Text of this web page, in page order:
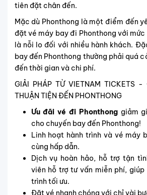
tiên đặt chân đến.
Mặc dù Phonthong là một điểm đến
đặt vé máy bay đi Phonthong với mức
là nỗi lo đối với nhiều hành khách.
bay đến Phonthong thường phải quá
đến thời gian và chi phí.
GIẢI PHÁP TỪ VIETNAM TICKETS
THUẬN TIỆN ĐẾN PHONTHONG
Ưu đãi vé đi Phonthonggiảm
cho chuyến bay đến Phonthong!
Linh hoạt hành trình và vé máy
cùng hấp dẫn.
Dịch vụ hoàn hảo, hỗ trợ tận
viên hỗ trợ tư vấn miễn phí, giúp
trình tối ưu.
Đặt vé nhanh chóng với chỉ vài